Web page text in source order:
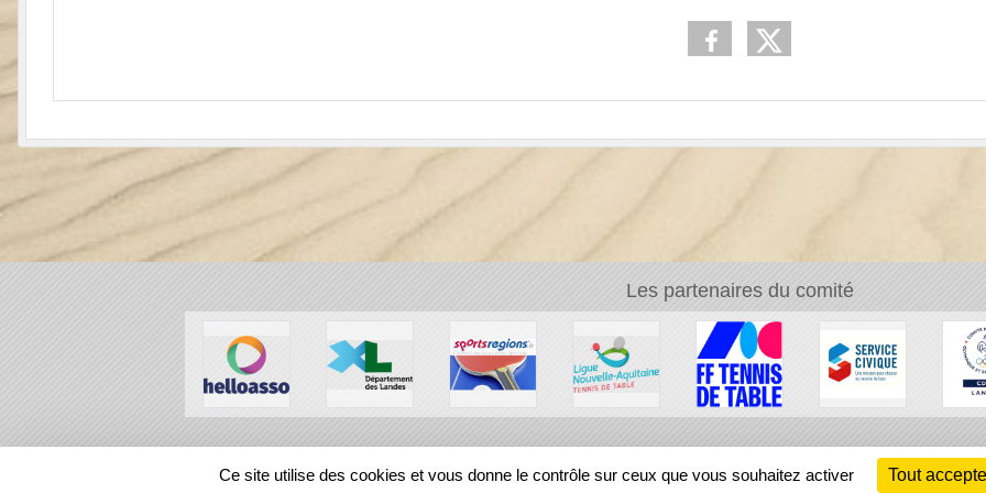
Les partenaires du comité
REGIONS
Ce site utilise des cookies et vous donne le contrôle sur ceux que vous souhaitez activer Tout